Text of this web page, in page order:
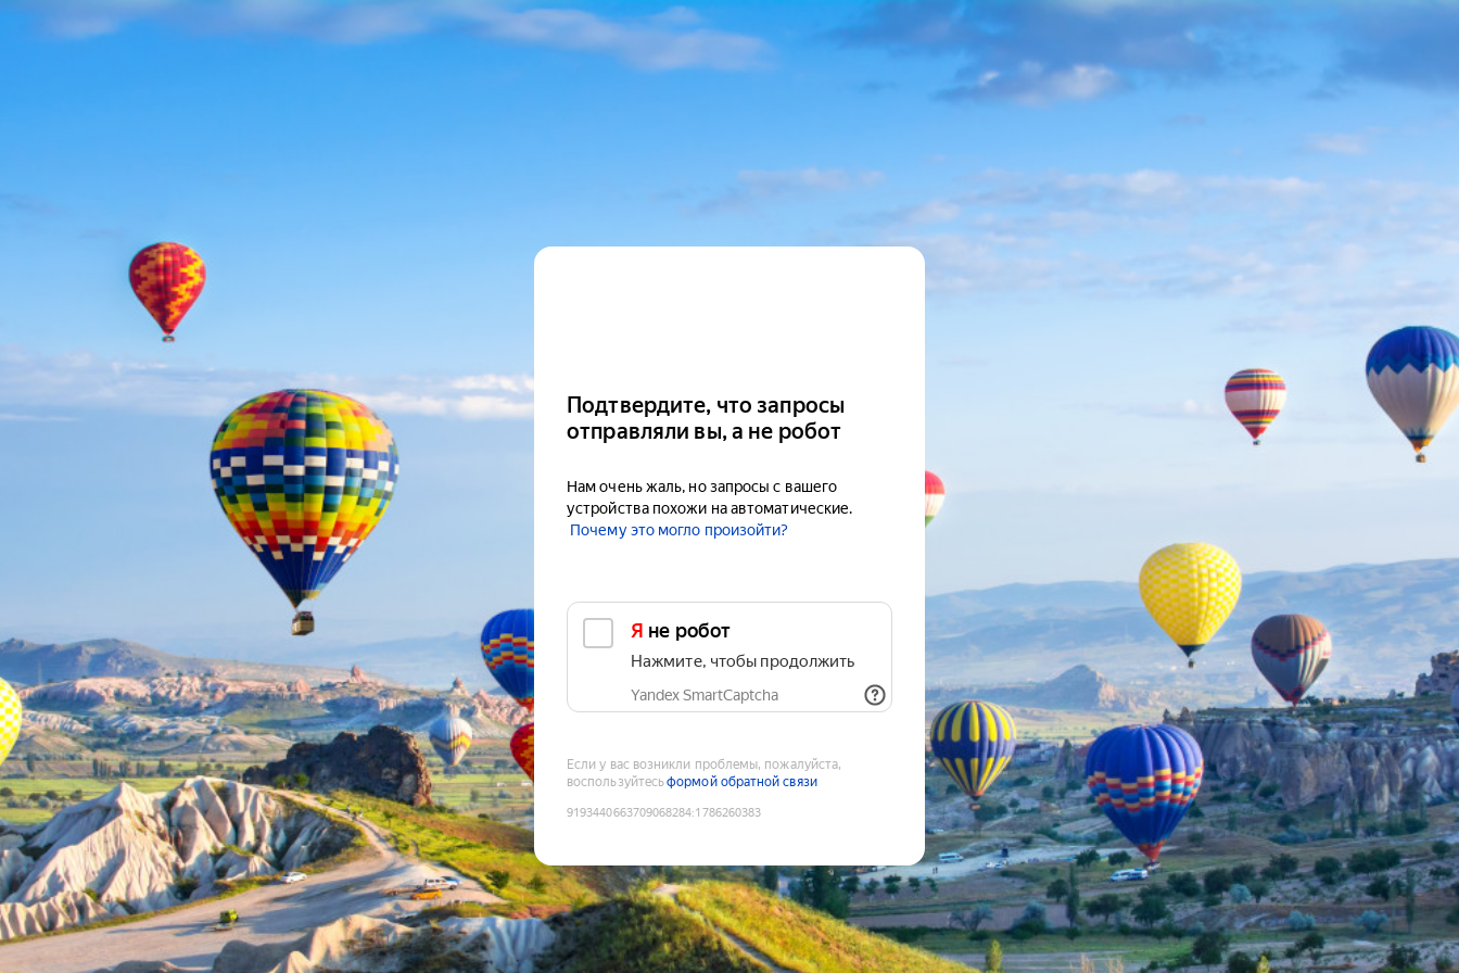
Подтвердите, что запросы
отправляли вы, а не робот
Нам очень жаль, но запросы с вашего
устройства похожи на автоматические.
Почему это могло произойти?
Я не робот
Нажмите, чтобы продолжить
Yandex SmartCaptcha
Если у вас возникли проблемы, пожалуйста,
воспользуйтесьформой обратной связи
9193440663709068284:1786260383